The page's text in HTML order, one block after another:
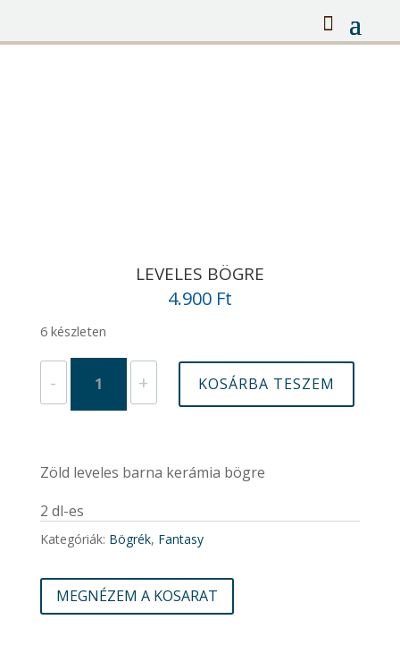
LEVELES BÖGRE
4.900 Ft
6 készleten
-
bögre
mennyiség
+ KOSÁRBA TESZEM
Zöld leveles barna kerámia bögre
2 dl-es
Kategóriák: Bögrék, Fantasy
MEGNÉZEM A KOSARAT